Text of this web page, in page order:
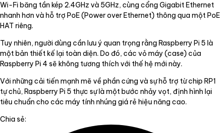
Wi-Fi băng tần kép 2.4GHz và 5GHz, cùng cổng Gigabit Ethernet
nhanh hơn và hỗ trợ PoE (Power over Ethernet) thông qua một PoE
HAT riêng.
Tuy nhiên, người dùng cần lưu ý quan trọng rằng Raspberry Pi 5 là
một bản thiết kế lại toàn diện. Do đó, các vỏ máy (case) của
Raspberry Pi 4 sẽ không tương thích với thế hệ mới này.
Với những cải tiến mạnh mẽ về phần cứng và sự hỗ trợ từ chip RP1
tự chủ, Raspberry Pi 5 thực sự là một bước nhảy vọt, định hình lại
tiêu chuẩn cho các máy tính nhúng giá rẻ hiệu năng cao.
Chia sẻ: